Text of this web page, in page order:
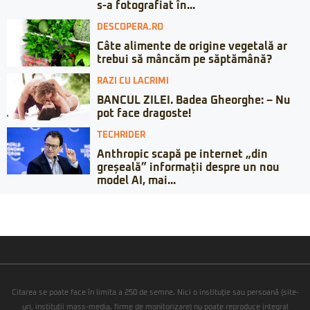
s-a fotografiat în...
DESCOPERA.RO
Câte alimente de origine vegetală ar
trebui să mâncăm pe săptămână?
RAZI CU LACRIMI
BANCUL ZILEI. Badea Gheorghe: – Nu
pot face dragoste!
TECHRIDER
Anthropic scapă pe internet „din
greșeală” informații despre un nou
model AI, mai...
Citarea se poate face în limita a 250 de semne. Nici o instituţie sau persoană (site-
uri, instituţii mass-media, firme de monitorizare) nu poate reproduce integral